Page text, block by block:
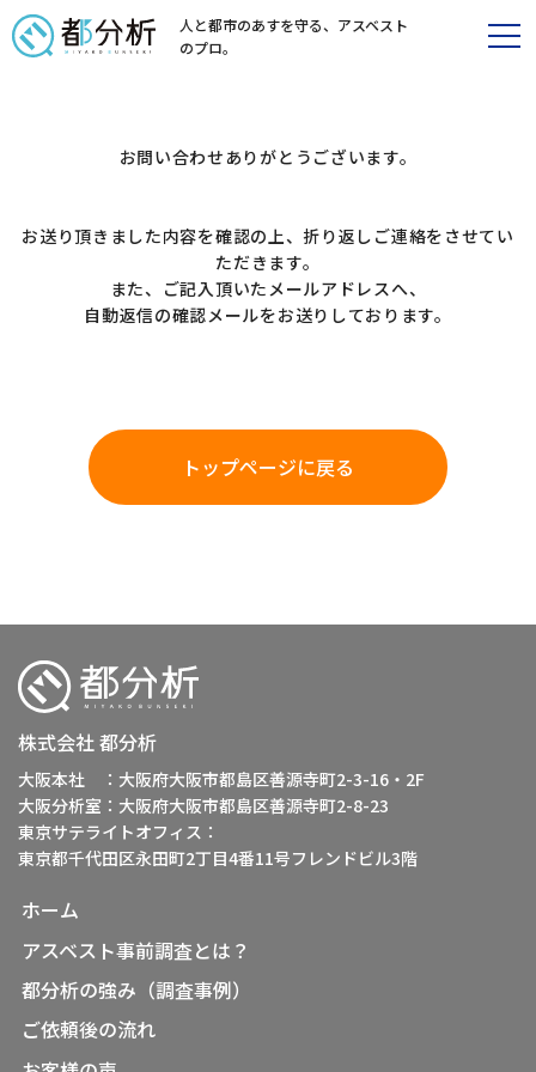
人と都市のあすを守る、 アスベスト
のプロ。
お問い合わせありがとうございます。
お送り頂きました内容を確認の上、折り返しご連絡をさせてい
ただきます。
また、ご記入頂いたメールアドレスへ、
自動返信の確認メールをお送りしております。
トップページに戻る
株式会社 都分析
大阪本社 ：大阪府大阪市都島区善源寺町2-3-16・2F
大阪分析室：大阪府大阪市都島区善源寺町2-8-23
東京サテライトオフィス：
東京都千代田区永田町2丁目4番11号フレンドビル3階
ホーム
アスベスト事前調査とは？
都分析の強み（調査事例）
ご依頼後の流れ